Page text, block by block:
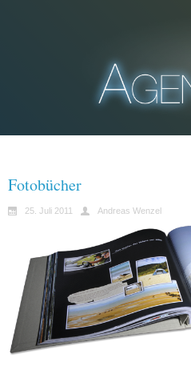
Fotobücher
25. Juli 2011 Andreas Wenzel